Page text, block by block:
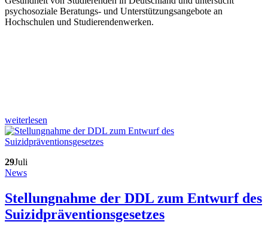
psychosoziale Beratungs- und Unterstützungsangebote an
Hochschulen und Studierendenwerken.
weiterlesen
29Juli
News
Stellungnahme der DDL zum Entwurf des
Suizidpräventionsgesetzes